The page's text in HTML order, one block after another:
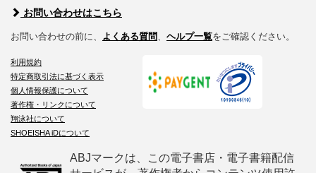
お問い合わせはこちら
お問い合わせの前に、 よくある質問、 ヘルプ一覧をご確認ください。
利用規約
特定商取引法に基づく表示
個人情報保護について
著作権・リンクについて
翔泳社について
SHOEISHA iDについて
ABJマークは、この電子書店・電子書籍配信